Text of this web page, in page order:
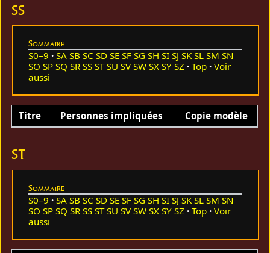
SS
Sommaire
S0–9 SA SB SC SD SE SF SG SH SI SJ SK SL SM SN
SO SP SQ SR SS ST SU SV SW SX SY SZ Top
Voir
aussi
Titre Personnes impliquées Copie modèle
ST
Sommaire
S0–9 SA SB SC SD SE SF SG SH SI SJ SK SL SM SN
SO SP SQ SR SS ST SU SV SW SX SY SZ Top
Voir
aussi